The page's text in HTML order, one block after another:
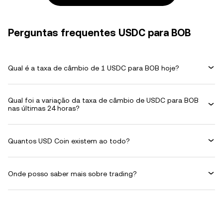
Perguntas frequentes USDC para BOB
Qual é a taxa de câmbio de 1 USDC para BOB hoje?
Qual foi a variação da taxa de câmbio de USDC para BOB
nas últimas 24 horas?
Quantos USD Coin existem ao todo?
Onde posso saber mais sobre trading?